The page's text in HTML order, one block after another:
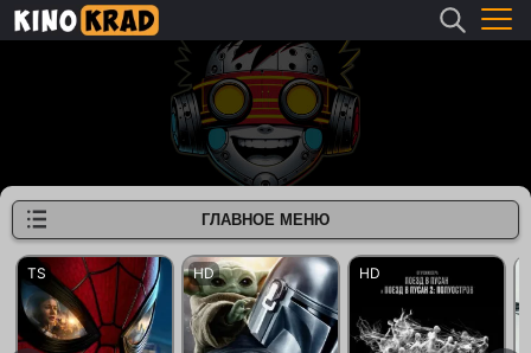
ГЛАВНОЕ МЕНЮ